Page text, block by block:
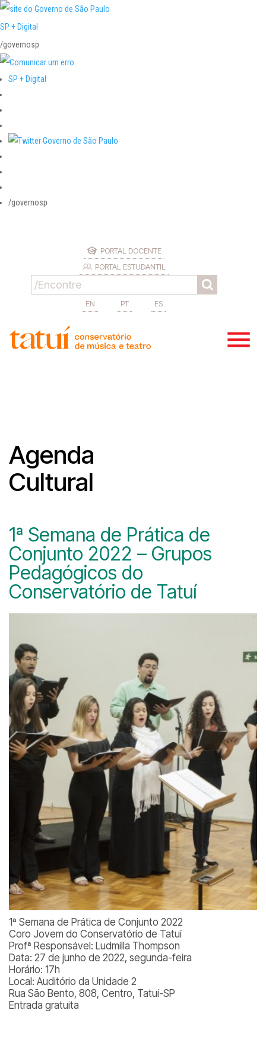
SP + Digital
/governosp
SP + Digital
/governosp
PORTAL DOCENTE
PORTAL ESTUDANTIL
EN PT ES
Agenda
Cultural
1ª Semana de Prática de
Conjunto 2022 – Grupos
Pedagógicos do
Conservatório de Tatuí
1ª Semana de Prática de Conjunto 2022
Coro Jovem do Conservatório de Tatuí
Profª Responsável: Ludmilla Thompson
Data: 27 de junho de 2022, segunda-feira
Horário: 17h
Local: Auditório da Unidade 2
Rua São Bento, 808, Centro, Tatuí-SP
Entrada gratuita